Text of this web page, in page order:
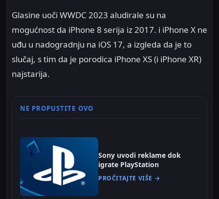
Glasine uoči WWDC 2023 aludirale su na
mogućnost da iPhone 8 serija iz 2017. i iPhone X ne
uđu u nadogradnju na iOS 17, a izgleda da je to
slučaj, s tim da je porodica iPhone XS (i iPhone XR)
najstarija.
NE PROPUSTITE OVO
Sony uvodi reklame dok
igrate PlayStation
PROČITAJTE VIŠE →